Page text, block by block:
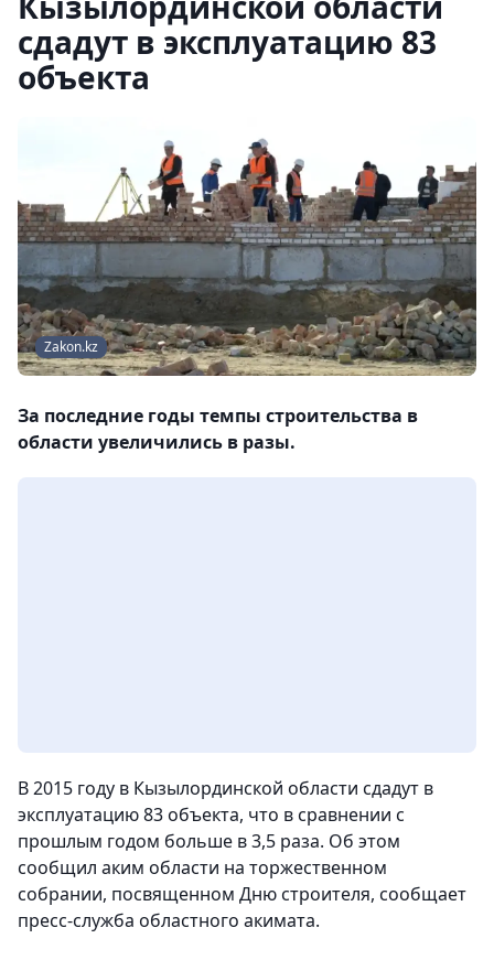
сдадут в эксплуатацию 83
объекта
Zakon.kz
За последние годы темпы строительства в
области увеличились в разы.
В 2015 году в Кызылординской области сдадут в
эксплуатацию 83 объекта, что в сравнении с
прошлым годом больше в 3,5 раза. Об этом
сообщил аким области на торжественном
собрании, посвященном Дню строителя, сообщает
пресс-служба областного акимата.